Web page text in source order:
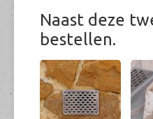
Naast deze
bestellen.